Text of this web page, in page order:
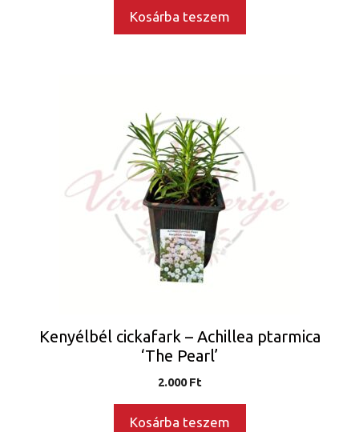
Kosárba teszem
Kenyélbél cickafark – Achillea ptarmica
‘The Pearl’
2.000Ft
Kosárba teszem